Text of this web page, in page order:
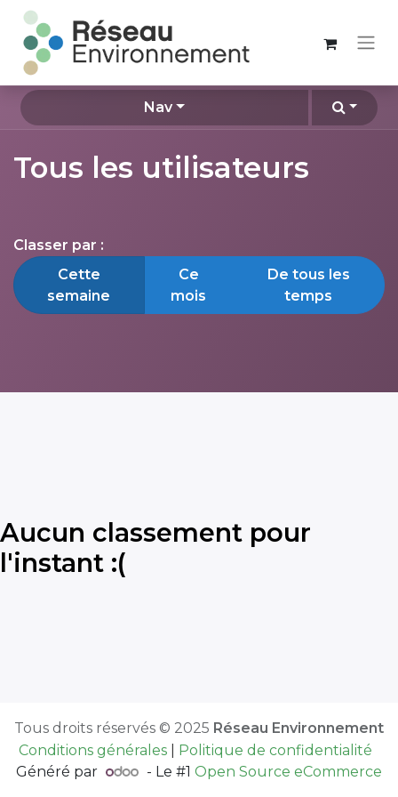
Nav
Tous les utilisateurs
Classer par :
Cette
semaine
Ce
mois
De tous les
temps
Aucun classement pour
l'instant :(
Tous droits réservés © 2025 Réseau Environnement
Conditions générales
Politique de confidentialité
Généré par
- Le #1 Open Source eCommerce